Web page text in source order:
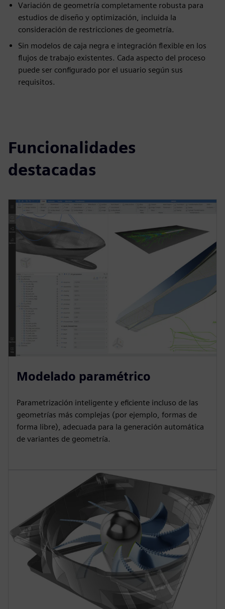
Variación de geometría completamente robusta para
estudios de diseño y optimización, incluida la
consideración de restricciones de geometría.
Sin modelos de caja negra e integración flexible en los
flujos de trabajo existentes. Cada aspecto del proceso
puede ser configurado por el usuario según sus
requisitos.
Funcionalidades
destacadas
Modelado paramétrico
Parametrización inteligente y eficiente incluso de las
geometrías más complejas (por ejemplo, formas de
forma libre), adecuada para la generación automática
de variantes de geometría.